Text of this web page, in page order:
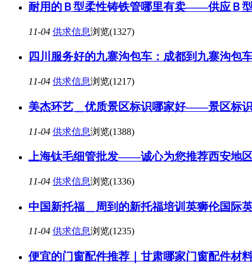
耐用的Ｂ型柔性铸铁管哪里有卖——供应Ｂ
11-04 供求信息浏览(1327)
四川服务好的九寨沟包车：成都到九寨沟包
11-04 供求信息浏览(1217)
美杰环艺＿优质景区标识哪家好——景区标
11-04 供求信息浏览(1388)
上海钛毛细管批发——诚心为您推荐西安地
11-04 供求信息浏览(1336)
中国新托福＿周到的新托福培训英狮伦国际
11-04 供求信息浏览(1235)
便宜的门窗配件推荐｜甘肃哪家门窗配件